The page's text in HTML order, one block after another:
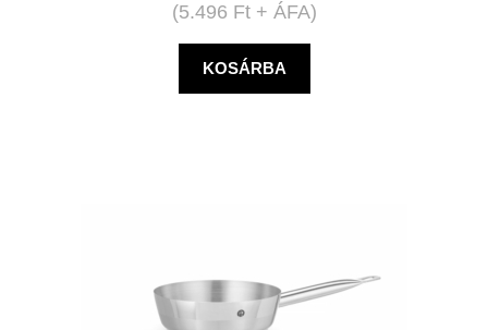
(5.496 Ft+ ÁFA)
KOSÁRBA